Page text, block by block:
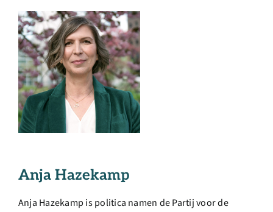
Anja Hazekamp
Anja Hazekamp is politica namen de Partij voor de